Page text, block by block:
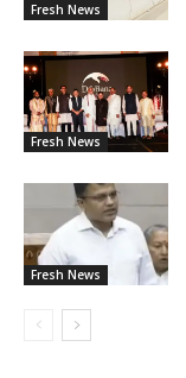
Fresh News
Fresh News
Fresh News